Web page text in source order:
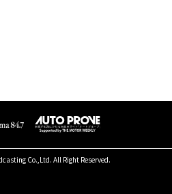
Co.,Ltd. All Right Reserved.